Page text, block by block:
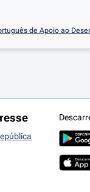
de Apoio ao